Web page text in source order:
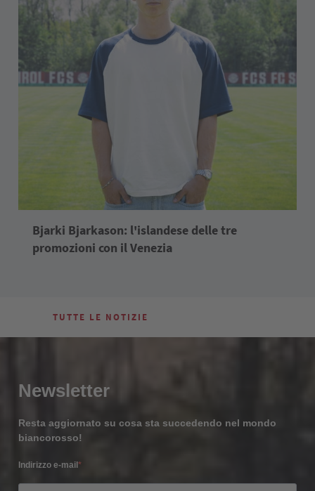
Bjarki Bjarkason: l'islandese delle tre
promozioni con il Venezia
TUTTE LE NOTIZIE
Newsletter
Resta aggiornato su cosa sta succedendo nel mondo
biancorosso!
Indirizzo e-mail